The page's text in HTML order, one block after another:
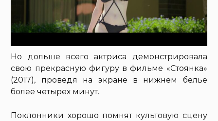
Но дольше всего актриса демонстрировала
свою прекрасную фигуру в фильме «Стоянка»
(2017), проведя на экране в нижнем белье
более четырех минут.
Поклонники хорошо помнят культовую сцену